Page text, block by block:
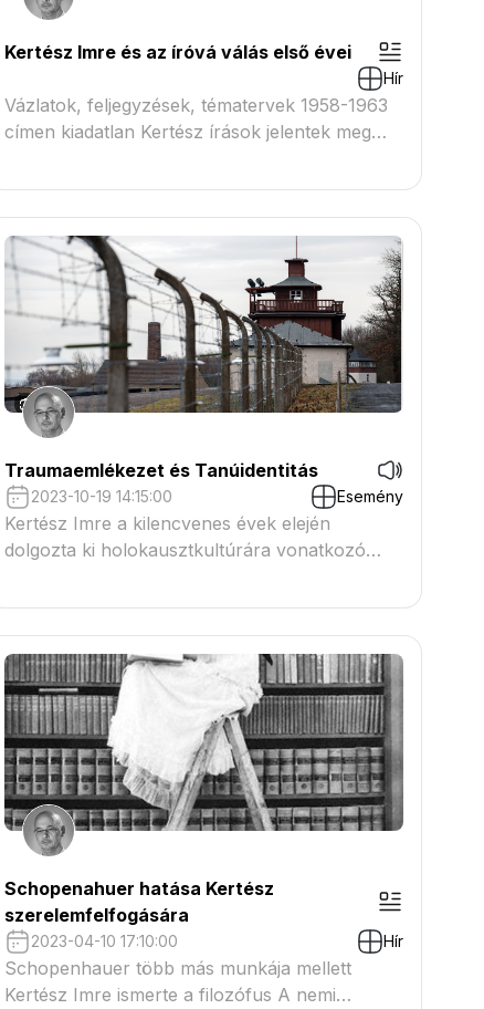
Kertész Imre és az íróvá válás első évei
Hír
Vázlatok, feljegyzések, tématervek 1958-1963
címen kiadatlan Kertész írások jelentek meg
Traumaemlékezet és Tanúidentitás
2023-10-19 14:15:00 Esemény
Kertész Imre a kilencvenes évek elején
dolgozta ki holokausztkultúrára vonatkozó
hogy az Auschwitz-ról szóló nagy számú
műalkotás új, önálló arculattal bíró kultúrát
hozott létre.
Schopenahuer hatása Kertész
szerelemfelfogására
2023-04-10 17:10:00 Hír
Schopenhauer több más munkája mellett
Kertész Imre ismerte a filozófus A nemi